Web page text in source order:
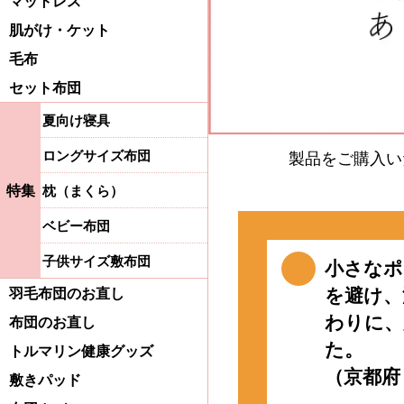
製品をご購入
小さな
を避け
わりに
た。
（京都
肌がけ・ケット
毛布
セット布団
特集
夏向け寝具
ロングサイズ布団
枕（まくら）
ベビー布団
子供サイズ敷布団
羽毛布団のお直し
布団のお直し
トルマリン健康グッズ
敷きパッド